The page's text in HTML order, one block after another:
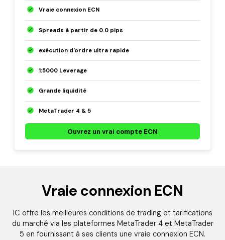
Vraie connexion ECN
Spreads à partir de 0.0 pips
exécution d'ordre ultra rapide
1:5000 Leverage
Grande liquidité
MetaTrader 4 & 5
Ouvrez un vrai compte ECN
Vraie connexion ECN
IC offre les meilleures conditions de trading et tarifications
du marché via les plateformes MetaTrader 4 et MetaTrader
5 en fournissant à ses clients une vraie connexion ECN.